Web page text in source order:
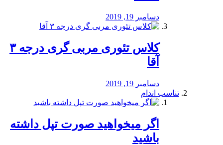
دسامبر 19, 2019
کلاس تئوری مربی گری درجه ۳
آقا
دسامبر 19, 2019
تناسب اندام
اگر میخواهید صورت تپل داشته
باشید